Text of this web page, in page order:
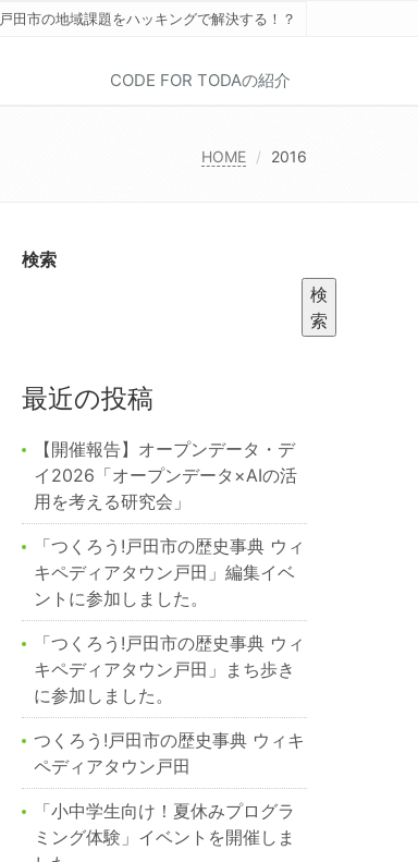
戸田市の地域課題をハッキングで解決する！？
CODE FOR TODAの紹介
HOME 2016
検索
検
索
最近の投稿
【開催報告】オープンデータ・デ
イ2026「オープンデータ×AIの活
用を考える研究会」
「つくろう!戸田市の歴史事典 ウィ
キペディアタウン戸田」編集イベ
ントに参加しました。
「つくろう!戸田市の歴史事典 ウィ
キペディアタウン戸田」まち歩き
に参加しました。
つくろう!戸田市の歴史事典 ウィキ
ペディアタウン戸田
「小中学生向け！夏休みプログラ
ミング体験」イベントを開催しま